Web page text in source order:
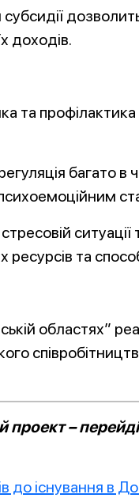
доходів.
та
багато
та
областях”
проект –
до існування в